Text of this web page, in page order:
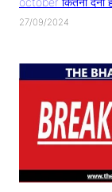
27/09/2024